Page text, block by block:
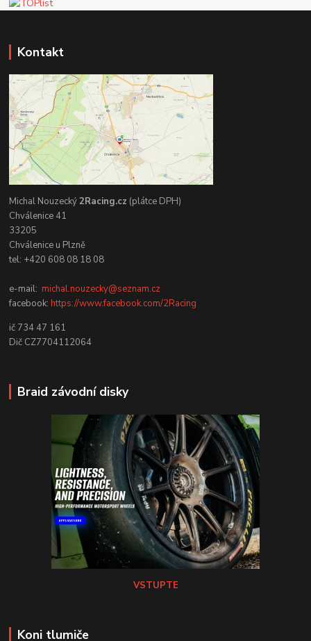
Kontakt
Michal Nouzecký2Racing.cz (plátce DPH)
Chválenice 41
33205
Chválenice u Plzně
tel: +420 608 08 18 08
e-mail:michal.nouzecky@seznam.cz
facebook:https://www.facebook.com/2Racing
ič 734 47 161
Dič CZ7704112064
Braid závodní disky
VSTUPTE
Koni tlumiče